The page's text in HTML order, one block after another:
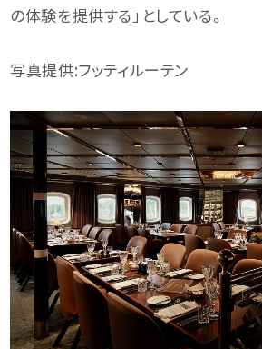
の体験を提供する」としている。
写真提供:フッティルーテン